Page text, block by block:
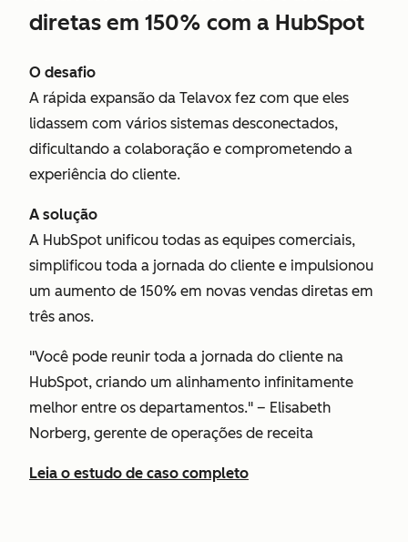
diretas em 150% com a HubSpot
O desafio
A rápida expansão da Telavox fez com que eles
lidassem com vários sistemas desconectados,
dificultando a colaboração e comprometendo a
experiência do cliente.
A solução
A HubSpot unificou todas as equipes comerciais,
simplificou toda a jornada do cliente e impulsionou
um aumento de 150% em novas vendas diretas em
três anos.
"Você pode reunir toda a jornada do cliente na
HubSpot, criando um alinhamento infinitamente
melhor entre os departamentos." – Elisabeth
Norberg, gerente de operações de receita
Leia o estudo de caso completo